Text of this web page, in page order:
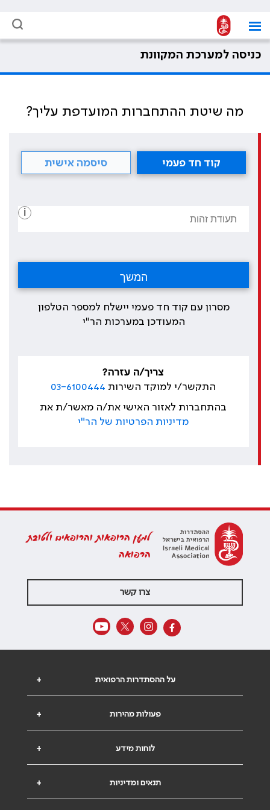
כניסה למערכת המקוונת
מה שיטת ההתחברות המועדפת עליך?
קוד חד פעמי סיסמה אישית
i
מסרון עם קוד חד פעמי יישלח למספר הטלפון
המעודכן במערכות הר"י
צריך/ה עזרה?
התקשר/י למוקד השירות 03-6100444
בהתחברות לאזור האישי את/ה מאשר/ת את
מדיניות הפרטיות של הר"י
למען הרופאות והרופאים ולטובת
הרפואה
צרו קשר
+ על ההסתדרות הרפואית
+ פעולות מהירות
+ לוחות מידע
+ תנאים ומדיניות